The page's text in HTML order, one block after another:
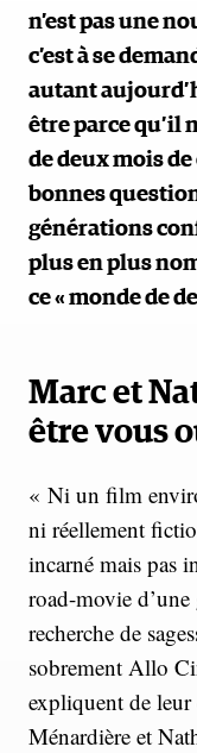
n’est pas une
c’est à se
autant
être parce qu’il
de deux mois
bonnes
générations
plus en plus
ce « monde de
Marc et
être vous
« Ni un film
ni réellement
incarné mais pas
road-movie d’une
recherche de
sobrement Allo
expliquent de leur
Ménardière et